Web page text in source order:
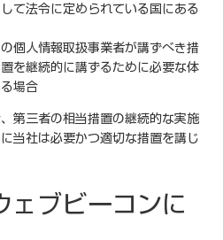
て法令に定められている国にある
個人情報取扱事業者が講ずべき措
を継続的に講ずるために必要な体
場合
第三者の相当措置の継続的な実施
当社は必要かつ適切な措置を講じ
ブビーコンに